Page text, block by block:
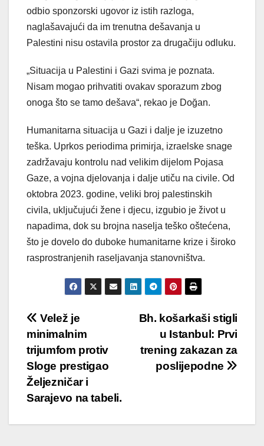
odbio sponzorski ugovor iz istih razloga,
naglašavajući da im trenutna dešavanja u
Palestini nisu ostavila prostor za drugačiju odluku.
„Situacija u Palestini i Gazi svima je poznata.
Nisam mogao prihvatiti ovakav sporazum zbog
onoga što se tamo dešava“, rekao je Doğan.
Humanitarna situacija u Gazi i dalje je izuzetno
teška. Uprkos periodima primirja, izraelske snage
zadržavaju kontrolu nad velikim dijelom Pojasa
Gaze, a vojna djelovanja i dalje utiču na civile. Od
oktobra 2023. godine, veliki broj palestinskih
civila, uključujući žene i djecu, izgubio je život u
napadima, dok su brojna naselja teško oštećena,
što je dovelo do duboke humanitarne krize i široko
rasprostranjenih raseljavanja stanovništva.
Post
navigation
Bh. košarkaši stigli
u Istanbul: Prvi
trening zakazan za
poslijepodne
Velež je
minimalnim
trijumfom protiv
Sloge prestigao
Željezničar i
Sarajevo na tabeli.